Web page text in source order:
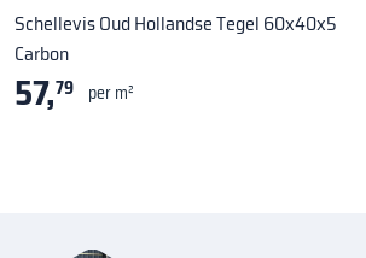
Schellevis Oud Hollandse Tegel 60x40x5
Carbon
57,79 per m²